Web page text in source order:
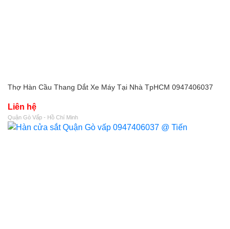
Thợ Hàn Cầu Thang Dắt Xe Máy Tại Nhà TpHCM 0947406037
Liên hệ
Quận Gò Vấp - Hồ Chí Minh